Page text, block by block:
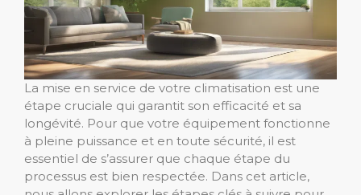
La mise en service de votre climatisation est une
étape cruciale qui garantit son efficacité et sa
longévité. Pour que votre équipement fonctionne
à pleine puissance et en toute sécurité, il est
essentiel de s’assurer que chaque étape du
processus est bien respectée. Dans cet article,